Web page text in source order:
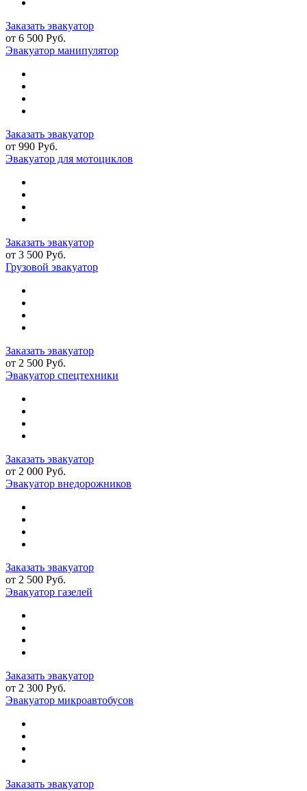
Заказать эвакуатор
от 6 500 Руб.
Эвакуатор манипулятор
Заказать эвакуатор
от 990 Руб.
Эвакуатор для мотоциклов
Заказать эвакуатор
от 3 500 Руб.
Грузовой эвакуатор
Заказать эвакуатор
от 2 500 Руб.
Эвакуатор спецтехники
Заказать эвакуатор
от 2 000 Руб.
Эвакуатор внедорожников
Заказать эвакуатор
от 2 500 Руб.
Эвакуатор газелей
Заказать эвакуатор
от 2 300 Руб.
Эвакуатор микроавтобусов
Заказать эвакуатор